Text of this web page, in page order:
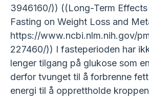
3946160/)) ((Long-Term
Fasting on Weight Loss and
https://www.ncbi.nlm.nih.gov/
227460/)) I fasteperioden har
lenger tilgang på glukose som
derfor tvunget til å forbrenne
energi til å opprettholde